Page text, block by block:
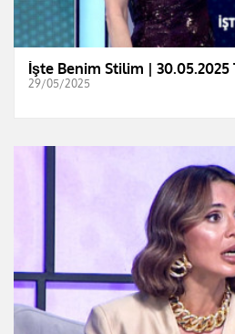
İşte Benim Stilim | 30.05.2025
29/05/2025